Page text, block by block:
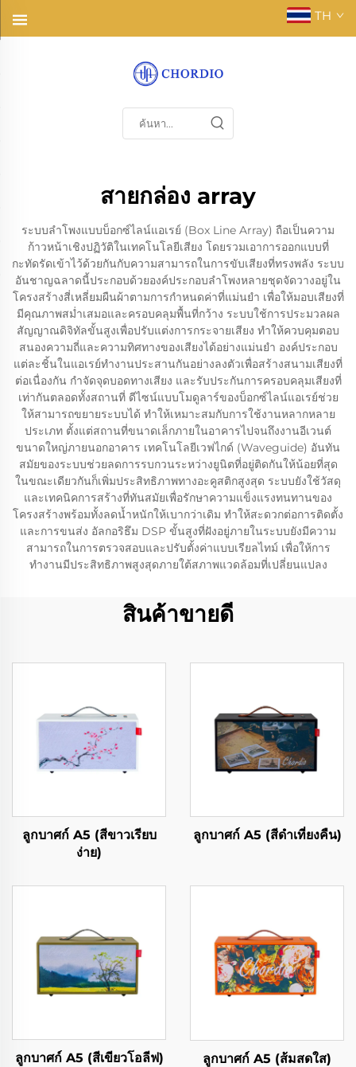
TH
สายกล่อง array
ระบบลำโพงแบบบ็อกซ์ไลน์แอเรย์ (Box Line Array) ถือเป็นความ
ก้าวหน้าเชิงปฏิวัติในเทคโนโลยีเสียง โดยรวมเอาการออกแบบที่
กะทัดรัดเข้าไว้ด้วยกันกับความสามารถในการขับเสียงที่ทรงพลัง ระบบ
อันชาญฉลาดนี้ประกอบด้วยองค์ประกอบลำโพงหลายชุดจัดวางอยู่ใน
โครงสร้างสี่เหลี่ยมผืนผ้าตามการกำหนดค่าที่แม่นยำ เพื่อให้มอบเสียงที่
มีคุณภาพสม่ำเสมอและครอบคลุมพื้นที่กว้าง ระบบใช้การประมวลผล
สัญญาณดิจิทัลขั้นสูงเพื่อปรับแต่งการกระจายเสียง ทำให้ควบคุมตอบ
สนองความถี่และความทิศทางของเสียงได้อย่างแม่นยำ องค์ประกอบ
แต่ละชิ้นในแอเรย์ทำงานประสานกันอย่างลงตัวเพื่อสร้างสนามเสียงที่
ต่อเนื่องกัน กำจัดจุดบอดทางเสียง และรับประกันการครอบคลุมเสียงที่
เท่ากันตลอดทั้งสถานที่ ดีไซน์แบบโมดูลาร์ของบ็อกซ์ไลน์แอเรย์ช่วย
ให้สามารถขยายระบบได้ ทำให้เหมาะสมกับการใช้งานหลากหลาย
ประเภท ตั้งแต่สถานที่ขนาดเล็กภายในอาคารไปจนถึงงานอีเวนต์
ขนาดใหญ่ภายนอกอาคาร เทคโนโลยีเวฟไกด์ (Waveguide) อันทัน
สมัยของระบบช่วยลดการรบกวนระหว่างยูนิตที่อยู่ติดกันให้น้อยที่สุด
ในขณะเดียวกันก็เพิ่มประสิทธิภาพทางอะคูสติกสูงสุด ระบบยังใช้วัสดุ
และเทคนิคการสร้างที่ทันสมัยเพื่อรักษาความแข็งแรงทนทานของ
โครงสร้างพร้อมทั้งลดน้ำหนักให้เบากว่าเดิม ทำให้สะดวกต่อการติดตั้ง
และการขนส่ง อัลกอริธึม DSP ขั้นสูงที่ฝังอยู่ภายในระบบยังมีความ
สามารถในการตรวจสอบและปรับตั้งค่าแบบเรียลไทม์ เพื่อให้การ
ทำงานมีประสิทธิภาพสูงสุดภายใต้สภาพแวดล้อมที่เปลี่ยนแปลง
สินค้าขายดี
ลูกบาศก์ A5 (สีขาวเรียบ
ง่าย)
ลูกบาศก์ A5 (สีดำเที่ยงคืน)
ลูกบาศก์ A5 (สีเขียวโอลีฟ) ลูกบาศก์ A5 (ส้มสดใส)